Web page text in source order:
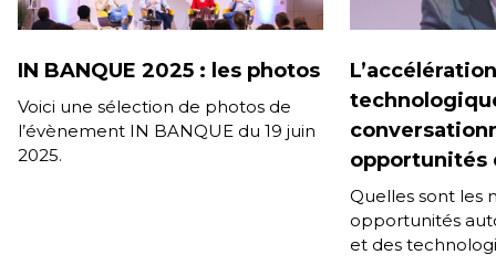
IN BANQUE 2025 : les photos
Voici une sélection de photos de
l’évènement IN BANQUE du 19 juin
2025.
L’accélération
opportunités
Quelles sont les
opportunités
et des